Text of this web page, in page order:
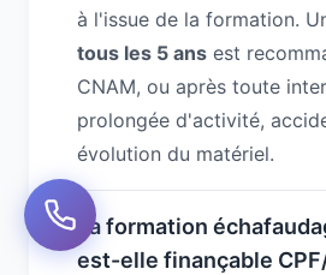
à l'issue de la formation.
tous les 5 ans est
CNAM, ou après toute
prolongée d'activité,
évolution du matériel.
La formation
est-elle finançable